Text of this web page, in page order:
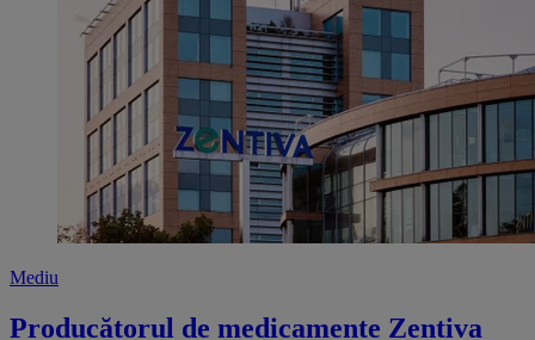
Mediu
Producătorul de medicamente Zentiva